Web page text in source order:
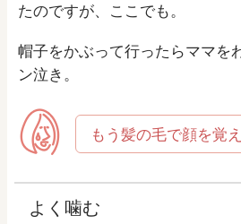
たのですが、ここでも。
帽子をかぶって行ったらママを
ン泣き。
もう髪の毛で顔を覚
よく噛む